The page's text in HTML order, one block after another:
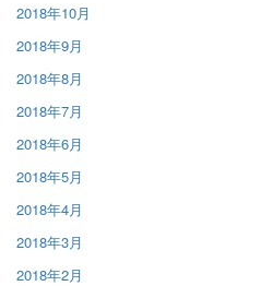
2018年10月
2018年9月
2018年8月
2018年7月
2018年6月
2018年5月
2018年4月
2018年3月
2018年2月